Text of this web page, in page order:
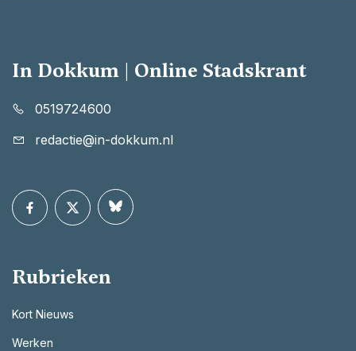
In Dokkum | Online Stadskrant
0519724600
redactie@in-dokkum.nl
Rubrieken
Kort Nieuws
Werken